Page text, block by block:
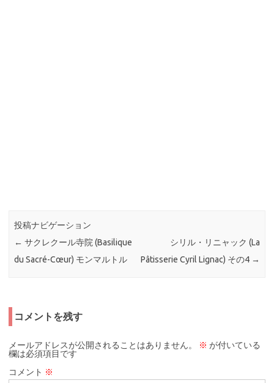
投稿ナビゲーション
← サクレクール寺院 (Basilique
du Sacré-Cœur) モンマルトル
シリル・リニャック (La
Pâtisserie Cyril Lignac) その4 →
コメントを残す
メールアドレスが公開されることはありません。 ※ が付いている
欄は必須項目です
コメント ※